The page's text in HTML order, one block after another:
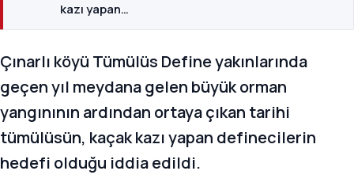
kazı yapan…
Çınarlı köyü Tümülüs Define yakınlarında
geçen yıl meydana gelen büyük orman
yangınının ardından ortaya çıkan tarihi
tümülüsün, kaçak kazı yapan definecilerin
hedefi olduğu iddia edildi.